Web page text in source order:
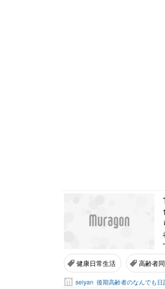
健康日常生活 高齢者
seiyan 後期高齢者のなんでも日